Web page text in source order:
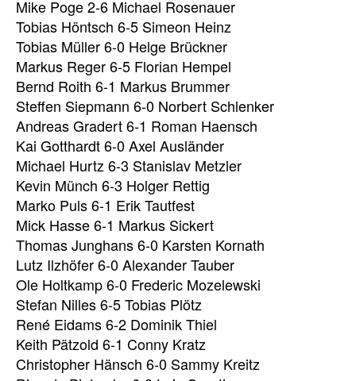
Mike Poge 2-6 Michael Rosenauer
Tobias Höntsch 6-5 Simeon Heinz
Tobias Müller 6-0 Helge Brückner
Markus Reger 6-5 Florian Hempel
Bernd Roith 6-1 Markus Brummer
Steffen Siepmann 6-0 Norbert Schlenker
Andreas Gradert 6-1 Roman Haensch
Kai Gotthardt 6-0 Axel Ausländer
Michael Hurtz 6-3 Stanislav Metzler
Kevin Münch 6-3 Holger Rettig
Marko Puls 6-1 Erik Tautfest
Mick Hasse 6-1 Markus Sickert
Thomas Junghans 6-0 Karsten Kornath
Lutz Ilzhöfer 6-0 Alexander Tauber
Ole Holtkamp 6-0 Frederic Mozelewski
Stefan Nilles 6-5 Tobias Plötz
René Eidams 6-2 Dominik Thiel
Keith Pätzold 6-1 Conny Kratz
Christopher Hänsch 6-0 Sammy Kreitz